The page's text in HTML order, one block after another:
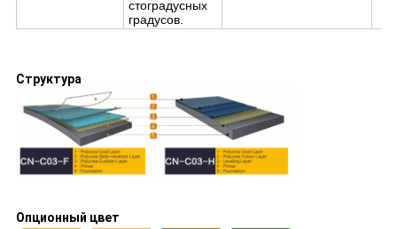
стоградусных
градусов.
Структура
Опционный цвет